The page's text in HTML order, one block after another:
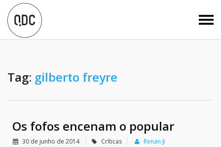
Tag: gilberto freyre
Os fofos encenam o popular
30 de junho de 2014 Críticas Renan Ji